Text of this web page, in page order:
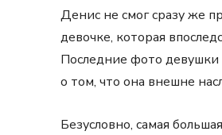
Денис не смог сразу же
девочке, которая
Последние фото девушки
о том, что она внешне
Безусловно, самая